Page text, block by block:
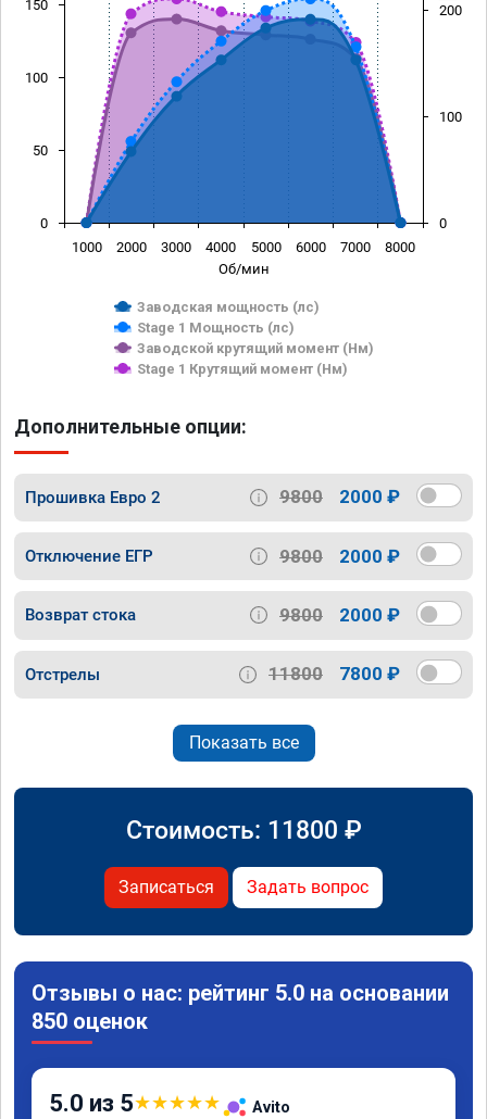
Об/мин
Заводская мощность (лс)
Stage 1 Мощность (лс)
Заводской крутящий момент (Нм)
Stage 1 Крутящий момент (Нм)
1000 2000 3000 4000 5000 6000 7000 8000
0
50
100
150
0
100
200
Дополнительные опции:
Прошивка Евро 2 9800 2000 ₽
Отключение ЕГР 9800 2000 ₽
Возврат стока 9800 2000 ₽
Отстрелы 11800 7800 ₽
Показать все
Стоимость: 11800 ₽
Записаться Задать вопрос
Отзывы о нас: рейтинг 5.0 на основании
850 оценок
5.0 из 5★★★★★ Avito